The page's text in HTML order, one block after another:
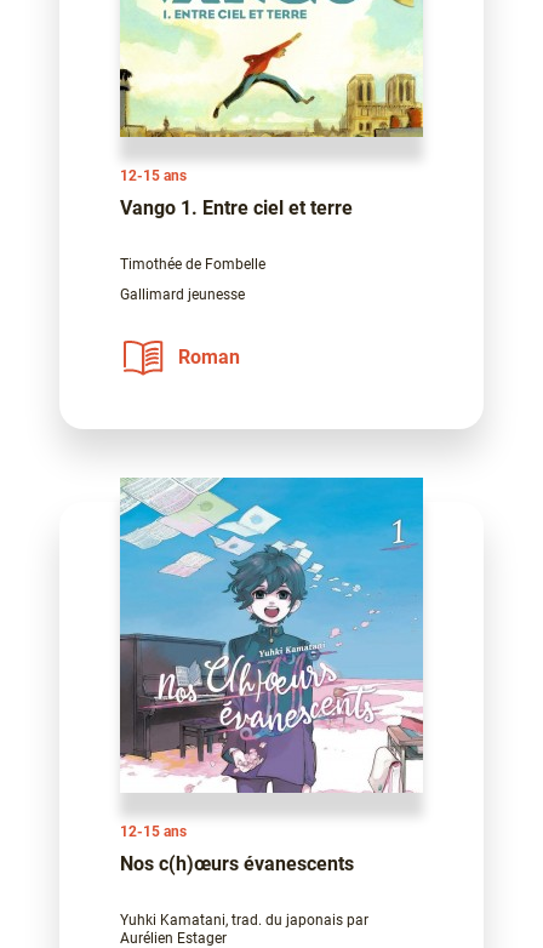
12-15 ans
Vango 1. Entre ciel et terre
Timothée de Fombelle
Gallimard jeunesse
Roman
12-15 ans
Nos c(h)œurs évanescents
Yuhki Kamatani, trad. du japonais par
Aurélien Estager